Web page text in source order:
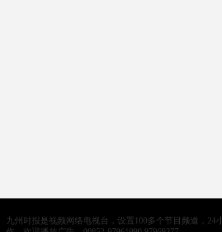
九州时报是视频网络电视台，设置100多个节目频道，